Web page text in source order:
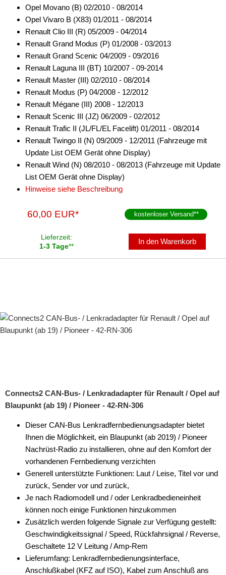
Opel Movano (B) 02/2010 - 08/2014
Opel Vivaro B (X83) 01/2011 - 08/2014
Renault Clio III (R) 05/2009 - 04/2014
Renault Grand Modus (P) 01/2008 - 03/2013
Renault Grand Scenic 04/2009 - 09/2016
Renault Laguna III (BT) 10/2007 - 09-2014
Renault Master (III) 02/2010 - 08/2014
Renault Modus (P) 04/2008 - 12/2012
Renault Mégane (III) 2008 - 12/2013
Renault Scenic III (JZ) 06/2009 - 02/2012
Renault Trafic II (JL/FL/EL Facelift) 01/2011 - 08/2014
Renault Twingo II (N) 09/2009 - 12/2011 (Fahrzeuge mit
Update List OEM Gerät ohne Display)
Renault Wind (N) 08/2010 - 08/2013 (Fahrzeuge mit Update
List OEM Gerät ohne Display)
Hinweise siehe Beschreibung
60,00 EUR* kostenloser Versand**
Lieferzeit:
1-3 Tage**
In den Warenkorb
Connects2 CAN-Bus- / Lenkradadapter für Renault / Opel auf
Blaupunkt (ab 19) / Pioneer - 42-RN-306
Dieser CAN-Bus Lenkradfernbedienungsadapter bietet
Ihnen die Möglichkeit, ein Blaupunkt (ab 2019) / Pioneer
Nachrüst-Radio zu installieren, ohne auf den Komfort der
vorhandenen Fernbedienung verzichten
Generell unterstützte Funktionen: Laut / Leise, Titel vor und
zurück, Sender vor und zurück,
Je nach Radiomodell und / oder Lenkradbedieneinheit
können noch einige Funktionen hinzukommen
Zusätzlich werden folgende Signale zur Verfügung gestellt:
Geschwindigkeitssignal / Speed, Rückfahrsignal / Reverse,
Geschaltete 12 V Leitung / Amp-Rem
Lieferumfang: Lenkradfernbedienungsinterface,
Anschlußkabel (KFZ auf ISO), Kabel zum Anschluß ans